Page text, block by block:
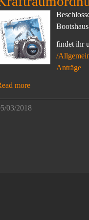
findet ihr
/
Anträge
more
03/2018